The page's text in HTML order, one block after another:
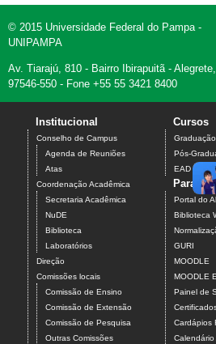
© 2015 Universidade Federal do Pampa -
UNIPAMPA
Av. Tiarajú, 810 - Bairro Ibirapuitã -
97546-550 - Fone +55 55 3421 8400
Institucional
Conselho de Campus
Agenda de Reuniões
Atas
Coordenação Acadêmica
Secretaria Acadêmica
NuDE
Biblioteca
Laboratórios
Direção
Comissões locais
Comissão de Ensino
Comissão de Extensão
Comissão de Pesquisa
Outras Comissões
Cursos
Graduação
Pós-
EAD
Para
Portal do
Biblioteca
GURI
MOODLE
MOODLE
Painel de
Cardápios
Calendário